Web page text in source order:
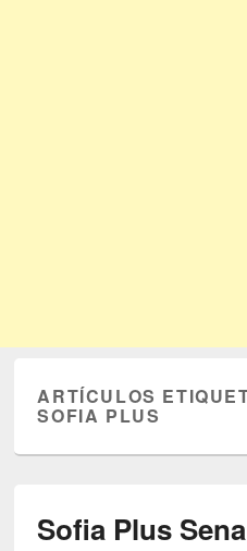
ARTÍCULOS
SOFIA PLUS
Sofia Plus Sena